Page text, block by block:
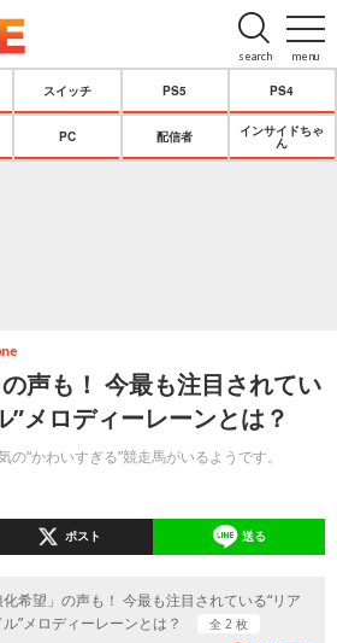
menu
search
スイッチ PS5 PS4
PC 配信者
インサイドちゃ
ん
の声も！ 今最も注目されてい
”メロディーレーンとは？
の“かわいすぎる”競走馬がいるようです。
ポスト 送る
化希望」の声も！ 今最も注目されている“リア
”メロディーレーンとは？
全 2 枚